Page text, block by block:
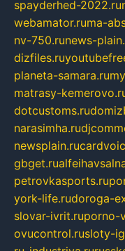
spayderhed-2022.ru
webamator.ruma-
nv-750.runews-
dizfiles.ru
planeta-samara.ru
matrasy-
dotcustoms.ru
narasimha.ru
newsplain.ru
gbget.ru
petrovkasports.ru
york-life.rudoroga-
slovar-ivrit.ruporno-
ovucontrol.rusloty-